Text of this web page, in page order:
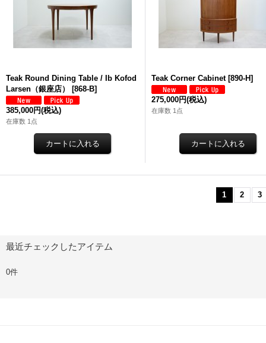
Teak Round Dining Table / Ib Kofod
Larsen（銀座店）
[868-B]
385,000円(税込)
在庫数 1点
Teak Corner Cabinet [890-H]
275,000円(税込)
在庫数 1点
1 2 3
最近チェックしたアイテム
0件